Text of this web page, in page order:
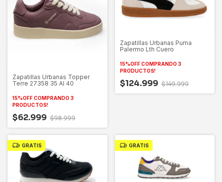
Zapatillas Urbanas Topper
Terre 27358 35 Al 40
15%OFF COMPRANDO 3
PRODUCTOS!
$62.999 $98.999
Zapatillas Urbanas Puma
Palermo Lth Cuero
15%OFF COMPRANDO 3
PRODUCTOS!
$124.999 $149.999
GRATIS GRATIS